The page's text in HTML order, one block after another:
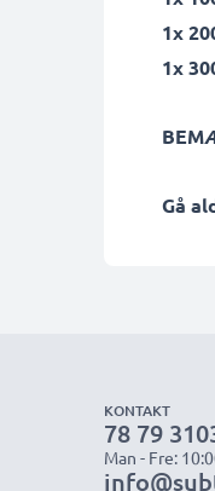
1x
1x
Gå
KONTAKT
78 79
Man - Fre: